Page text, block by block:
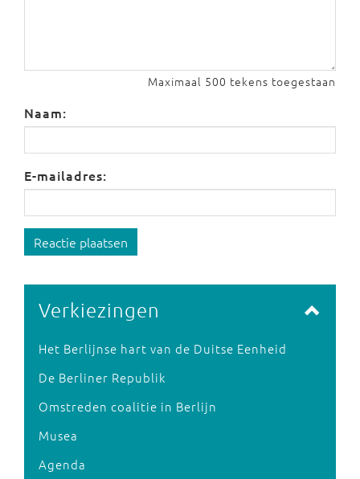
Maximaal 500 tekens toegestaan
Naam:
E-mailadres:
Reactie plaatsen
Verkiezingen
Het Berlijnse hart van de Duitse Eenheid
De Berliner Republik
Omstreden coalitie in Berlijn
Musea
Agenda